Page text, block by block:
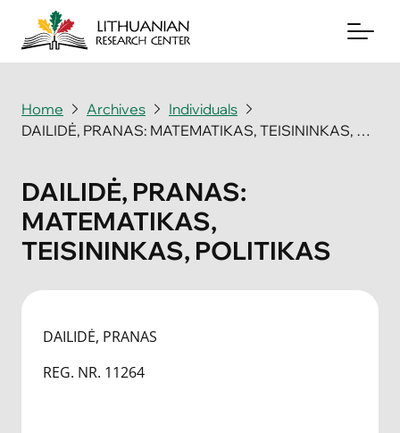
About
Archives
Periodicals
Books
Support Us
Home Archives
Individuals
DAILIDĖ, PRANAS: MATEMATIKAS, TEISININKAS, POLITIKAS
DAILIDĖ, PRANAS:
MATEMATIKAS,
TEISININKAS, POLITIKAS
DAILIDĖ, PRANAS
REG. NR. 11264